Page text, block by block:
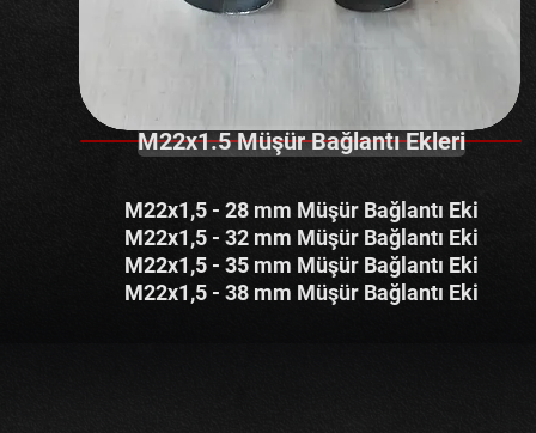
M22x1.5 Müşür Bağlantı Ekleri
M22x1,5 - 28 mm Müşür Bağlantı Eki
M22x1,5 - 32 mm Müşür Bağlantı Eki
M22x1,5 - 35 mm Müşür Bağlantı Eki
M22x1,5 - 38 mm Müşür Bağlantı Eki